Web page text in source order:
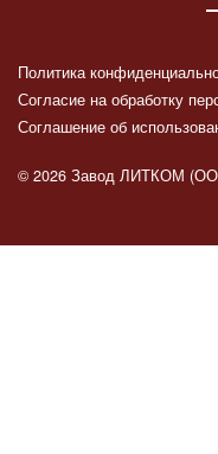
Политика
Согласие на обработку
Соглашение об
© 2026 Завод ЛИТКОМ